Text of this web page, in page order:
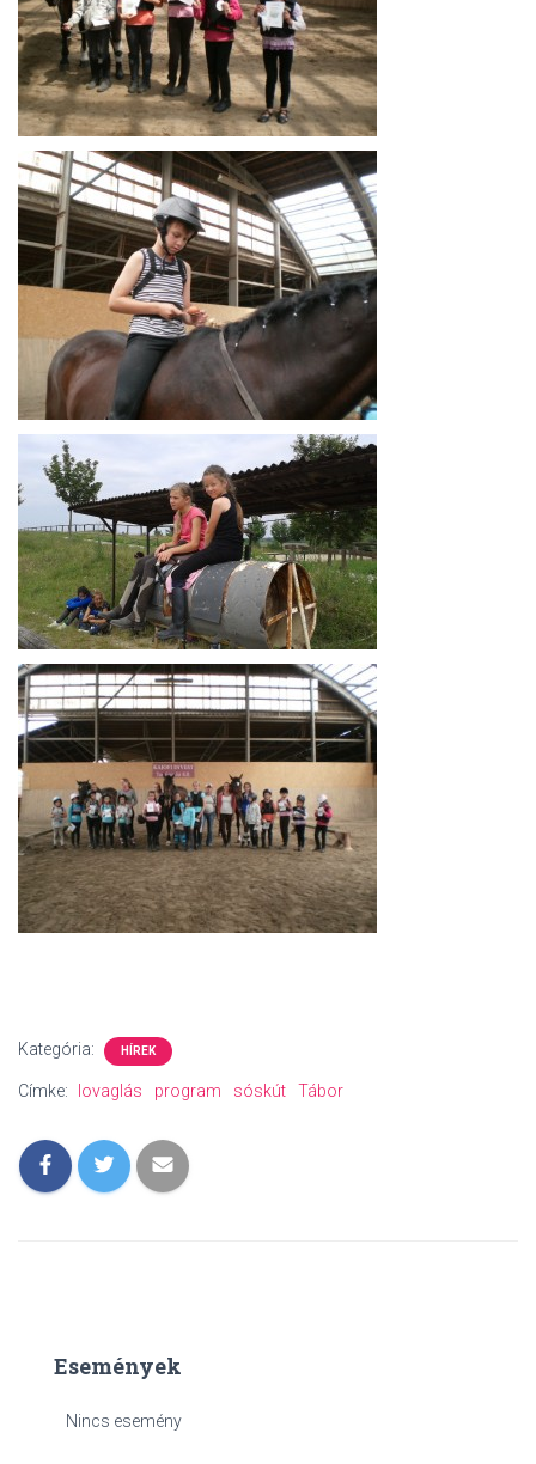
Kategória: HÍREK
Címke: lovaglás program sóskút Tábor
Események
Nincs esemény